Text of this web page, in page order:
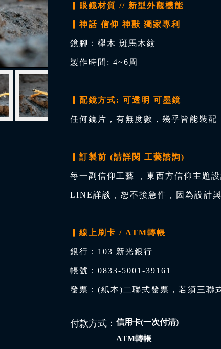
▎眼鏡材質 // 新型外觀機能
▎神話 信仰 神獸 獨家專利
鏡腳：櫸木 斑馬木紋
製作時間: 4~6周
▎配鏡方式: 可透明 可墨鏡
任何鏡片，有無度數，幾乎皆能裝
▎訂製前 (請詳閱 工藝諮詢)
每一副信仰工藝 ，東西方信仰主題
LINE詳談，恕不接急件，因為設計
▎線上刷卡 / ATM轉帳
銀行：103 新光銀行
帳號：0833-5001-39161
發票：(紙本)二聯式發票，若須三聯
付款方式：信用卡(一次付清)
ATM轉帳